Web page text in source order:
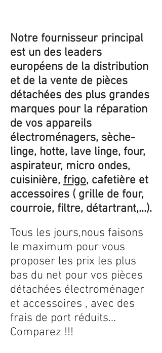
Notre fournisseur principal
est un des leaders
européens de la distribution
et de la vente de pièces
détachées des plus grandes
marques pour la réparation
de vos appareils
électroménagers, sèche-
linge, hotte, lave linge, four,
aspirateur, micro ondes,
cuisinière, frigo, cafetière et
accessoires ( grille de four,
courroie, filtre, détartrant,...).
Tous les jours,nous faisons
le maximum pour vous
proposer les prix les plus
bas du net pour vos pièces
détachées électroménager
et accessoires , avec des
frais de port réduits...
Comparez !!!